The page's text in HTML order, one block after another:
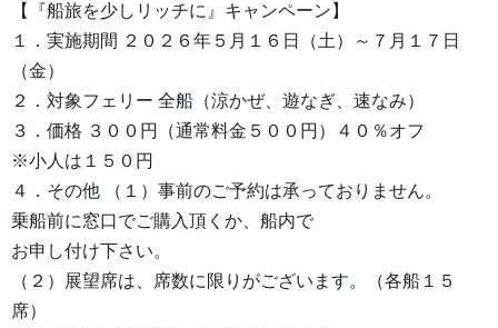
【『船旅を少しリッチに』キャンペーン】
１．実施期間 ２０２６年５月１６日（土）～７月１７日
（金）
２．対象フェリー 全船（涼かぜ、遊なぎ、速なみ）
３．価格 ３００円（通常料金５００円）４０％オフ
※小人は１５０円
４．その他 （１）事前のご予約は承っておりません。
乗船前に窓口でご購入頂くか、船内で
お申し付け下さい。
（２）展望席は、席数に限りがございます。（各船１５
席）